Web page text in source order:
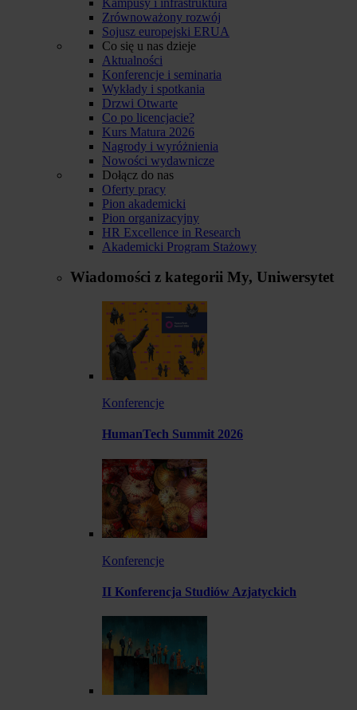
Zrównoważony rozwój
Sojusz europejski ERUA
Co się u nas dzieje
Aktualności
Konferencje i seminaria
Wykłady i spotkania
Drzwi Otwarte
Co po licencjacie?
Kurs Matura 2026
Nagrody i wyróżnienia
Nowości wydawnicze
Dołącz do nas
Oferty pracy
Pion akademicki
Pion organizacyjny
HR Excellence in Research
Akademicki Program Stażowy
Wiadomości z kategorii My, Uniwersytet
Konferencje
HumanTech Summit 2026
Konferencje
II Konferencja Studiów Azjatyckich